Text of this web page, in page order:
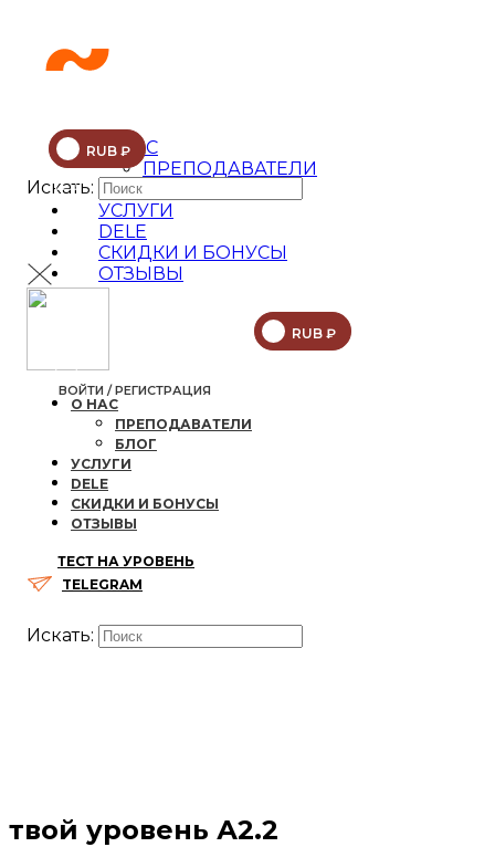
О НАС
ПРЕПОДАВАТЕЛИ
УСЛУГИ
DELE
СКИДКИ И БОНУСЫ
ОТЗЫВЫ
RUB ₽
ВОЙТИ / РЕГИСТРАЦИЯ
RUB ₽
Искать:
О НАС
ПРЕПОДАВАТЕЛИ
БЛОГ
УСЛУГИ
DELE
СКИДКИ И БОНУСЫ
ОТЗЫВЫ
ТЕСТ НА УРОВЕНЬ
TELEGRAM
Искать:
твой уровень А2.2